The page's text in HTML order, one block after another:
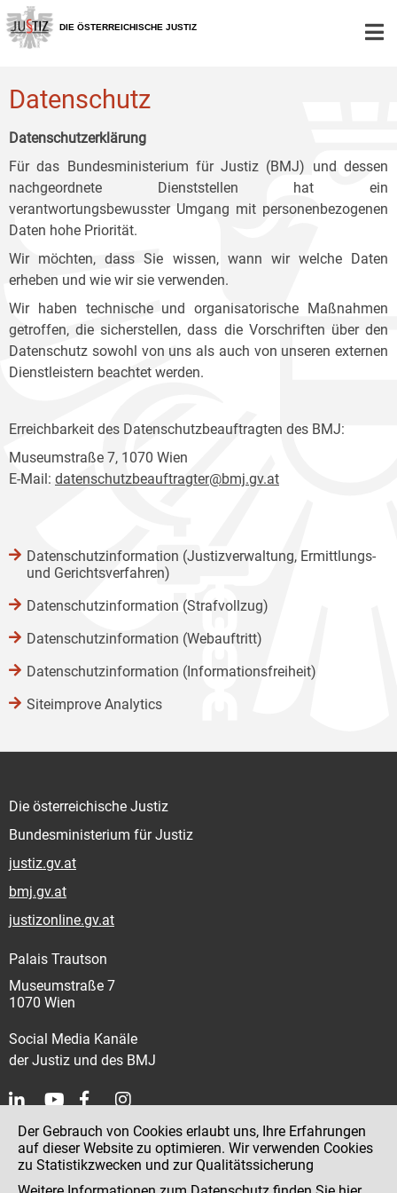
Zur
Hauptnavigation
[1]
Zum
Inhalt
[2]
Zum
Untermenü
[3]
DIE ÖSTERREICHISCHE JUSTIZ
Datenschutz
Datenschutzerklärung
Für das Bundesministerium für Justiz (BMJ) und dessen
nachgeordnete Dienststellen hat ein
verantwortungsbewusster Umgang mit personenbezogenen
Daten hohe Priorität.
Wir möchten, dass Sie wissen, wann wir welche Daten
erheben und wie wir sie verwenden.
Wir haben technische und organisatorische Maßnahmen
getroffen, die sicherstellen, dass die Vorschriften über den
Datenschutz sowohl von uns als auch von unseren externen
Dienstleistern beachtet werden.
Erreichbarkeit des Datenschutzbeauftragten des BMJ:
Museumstraße 7, 1070 Wien
E-Mail: datenschutzbeauftragter@bmj.gv.at
Datenschutzinformation (Justizverwaltung, Ermittlungs-
und Gerichtsverfahren)
Datenschutzinformation (Strafvollzug)
Datenschutzinformation (Webauftritt)
Datenschutzinformation (Informationsfreiheit)
Siteimprove Analytics
Die österreichische Justiz
Bundesministerium für Justiz
justiz.gv.at
bmj.gv.at
justizonline.gv.at
Palais Trautson
Museumstraße 7
1070 Wien
Social Media Kanäle
der Justiz und des BMJ
Kontakt
Impressum
Der Gebrauch von Cookies erlaubt uns, Ihre Erfahrungen
auf dieser Website zu optimieren. Wir verwenden Cookies
zu Statistikzwecken und zur Qualitätssicherung